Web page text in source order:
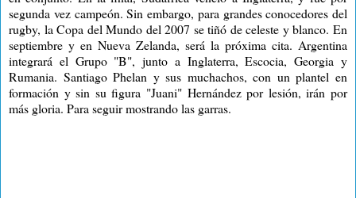
segunda vez campeón. Sin embargo, para grandes conocedores del
rugby, la Copa del Mundo del 2007 se tiñó de celeste y blanco. En
septiembre y en Nueva Zelanda, será la próxima cita. Argentina
integrará el Grupo "B", junto a Inglaterra, Escocia, Georgia y
Rumania. Santiago Phelan y sus muchachos, con un plantel en
formación y sin su figura "Juani" Hernández por lesión, irán por
más gloria. Para seguir mostrando las garras.